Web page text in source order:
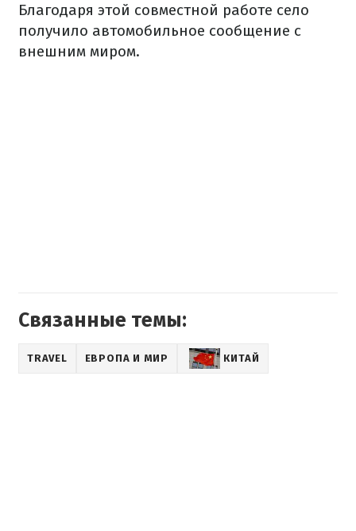
Благодаря этой совместной работе село
получило автомобильное сообщение с
внешним миром.
Связанные темы:
TRAVEL ЕВРОПА И МИР КИТАЙ